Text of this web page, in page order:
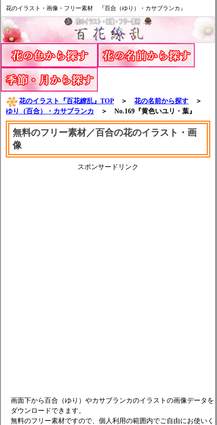
花のイラスト・画像・フリー素材 『百合（ゆり）・カサブランカ』
花のイラスト『百花繚乱』TOP ＞ 花の名前から探す ＞
ゆり（百合）・カサブランカ ＞ No.169『黄色いユリ・葉』
無料のフリー素材／百合の花のイラスト・画
像
スポンサードリンク
画面下から百合（ゆり）やカサブランカのイラストの画像データを
ダウンロードできます。
無料のフリー素材ですので、個人利用の範囲内でご自由にお使いく